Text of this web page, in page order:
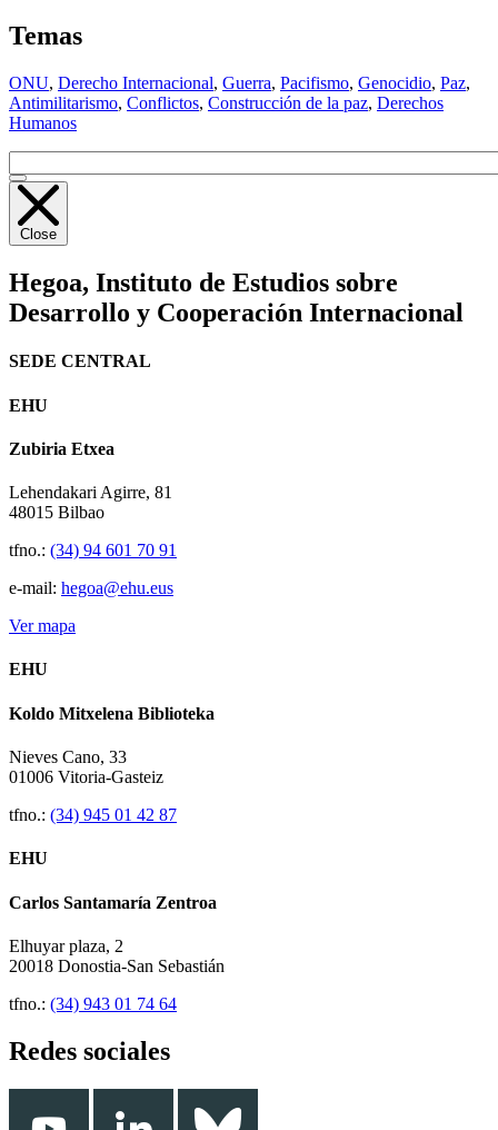
Temas
ONU, Derecho Internacional, Guerra, Pacifismo, Genocidio, Paz,
Antimilitarismo, Conflictos, Construcción de la paz, Derechos
Humanos
Close
Hegoa, Instituto de Estudios sobre
Desarrollo y Cooperación Internacional
SEDE CENTRAL
EHU
Zubiria Etxea
Lehendakari Agirre, 81
48015 Bilbao
tfno.: (34) 94 601 70 91
e-mail: hegoa@ehu.eus
Ver mapa
EHU
Koldo Mitxelena Biblioteka
Nieves Cano, 33
01006 Vitoria-Gasteiz
tfno.: (34) 945 01 42 87
EHU
Carlos Santamaría Zentroa
Elhuyar plaza, 2
20018 Donostia-San Sebastián
tfno.: (34) 943 01 74 64
Redes sociales